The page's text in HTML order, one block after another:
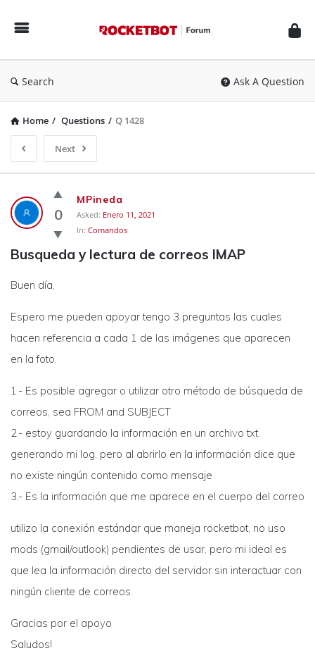
Forum
Search Ask A Question
Home / Questions / Q 1428
Next
Rocketbot
Forum
Latest
Questions
0
MPineda
Asked: Enero 11, 2021
In: Comandos
Busqueda y lectura de correos IMAP
Buen día,
Espero me pueden apoyar tengo 3 preguntas las cuales
hacen referencia a cada 1 de las imágenes que aparecen
en la foto.
1.- Es posible agregar o utilizar otro método de búsqueda de
correos, sea FROM and SUBJECT
2.- estoy guardando la información en un archivo txt.
generando mi log, pero al abrirlo en la información dice que
no existe ningún contenido como mensaje
3.- Es la información que me aparece en el cuerpo del correo
utilizo la conexión estándar que maneja rocketbot, no uso
mods (gmail/outlook) pendientes de usar, pero mi ideal es
que lea la información directo del servidor sin interactuar con
ningún cliente de correos.
Gracias por el apoyo
Saludos!